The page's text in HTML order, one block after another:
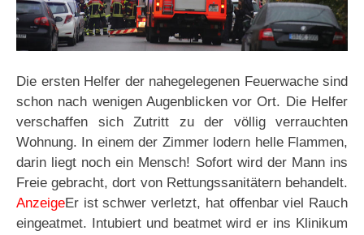
Die ersten Helfer der nahegelegenen Feuerwache sind
schon nach wenigen Augenblicken vor Ort. Die Helfer
verschaffen sich Zutritt zu der völlig verrauchten
Wohnung. In einem der Zimmer lodern helle Flammen,
darin liegt noch ein Mensch! Sofort wird der Mann ins
Freie gebracht, dort von Rettungssanitätern behandelt.
AnzeigeEr ist schwer verletzt, hat offenbar viel Rauch
eingeatmet. Intubiert und beatmet wird er ins Klinikum